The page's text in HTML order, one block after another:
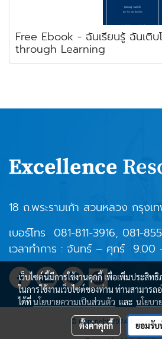
Free Ebook - ฉันเรียนรู้ ฉันเติ
through Learning
18 ถ.พระรามเก้า สวนหลวง กรุงเ
เบอร์โทร 081-811-3916, 081-
เวลาทำการ : จันทร์ – ศุกร์ 9.00
© Copyright 2024 All Rights
เว็บไซต์นี้มีการใช้งานคุกกี้ เพื่อเพิ่มประสิ
ในการใช้งานเว็บไซต์ของท่าน ท่านสามารถ
ได้ที่นโยบายความเป็นส่วนตัว และ นโยบา
ตั้งค่าคุกกี้ ยอมรั